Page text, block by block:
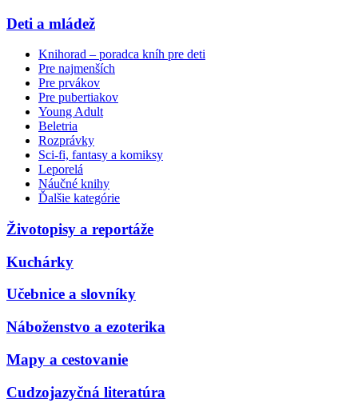
Deti a mládež
Knihorad – poradca kníh pre deti
Pre najmenších
Pre prvákov
Pre pubertiakov
Young Adult
Beletria
Rozprávky
Sci-fi, fantasy a komiksy
Leporelá
Náučné knihy
Ďalšie kategórie
Životopisy a reportáže
Kuchárky
Učebnice a slovníky
Náboženstvo a ezoterika
Mapy a cestovanie
Cudzojazyčná literatúra